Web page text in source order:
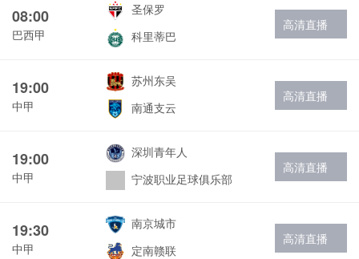
08:00
巴西甲
圣保罗
科里蒂巴
高清直播
19:00
中甲
苏州东吴
南通支云
高清直播
19:00
中甲
深圳青年人
宁波职业足球俱乐部
高清直播
19:30
中甲
南京城市
定南赣联
高清直播